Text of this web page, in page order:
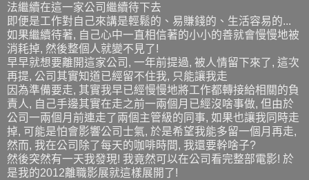
法繼續在這一家公司繼續待下去
即便是工作對自己來講是輕鬆的、易賺錢的、生活容易的...
如果繼續待著, 自己心中一直相信著的小小的善就會慢慢地被
消耗掉, 然後整個人就變不見了!
早早就想要離開這家公司, 一年前提過, 被人情留下來了, 這次
再提, 公司其實知道已經留不住我, 只能讓我走
因為準備要走, 其實我早已經慢慢地將工作都轉接給相關的負
責人, 自己手邊其實在走之前一兩個月已經沒啥事做, 但由於
公司一兩個月前連走了兩個主管級的同事, 如果也讓我同時走
掉, 可能是怕會影響公司士氣, 於是希望我能多留一個月再走,
然而, 我在公司除了每天的咖啡時間, 我還要幹啥子?
然後突然有一天我發現! 我竟然可以在公司看完整部電影! 於
是我的2012離職影展就這樣展開了!